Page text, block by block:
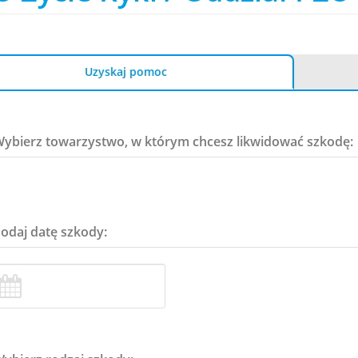
Uzyskaj pomoc
towarzystwo, w którym chcesz likwidować szkodę:
datę szkody: